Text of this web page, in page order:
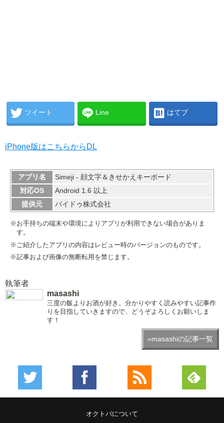
ツイート Line はてブ
iPhone版はこちらからDL
アプリ名
Simeji - 顔文字＆きせかえキーボード
対応OS
Android 1.6 以上
提供元
バイドゥ株式会社
※お手持ちの端末や環境によりアプリが利用できない場合がありま
す。
※ご紹介したアプリの内容はレビュー時のバージョンのものです。
※記事および画像の無断転用を禁じます。
執筆者
masashi
三度の飯よりお酒が好き。分かりやすく読みやすい記事作
りを目指していきますので、どうぞよろしくお願いしま
す！
»masashiの記事一覧
オクトバについて